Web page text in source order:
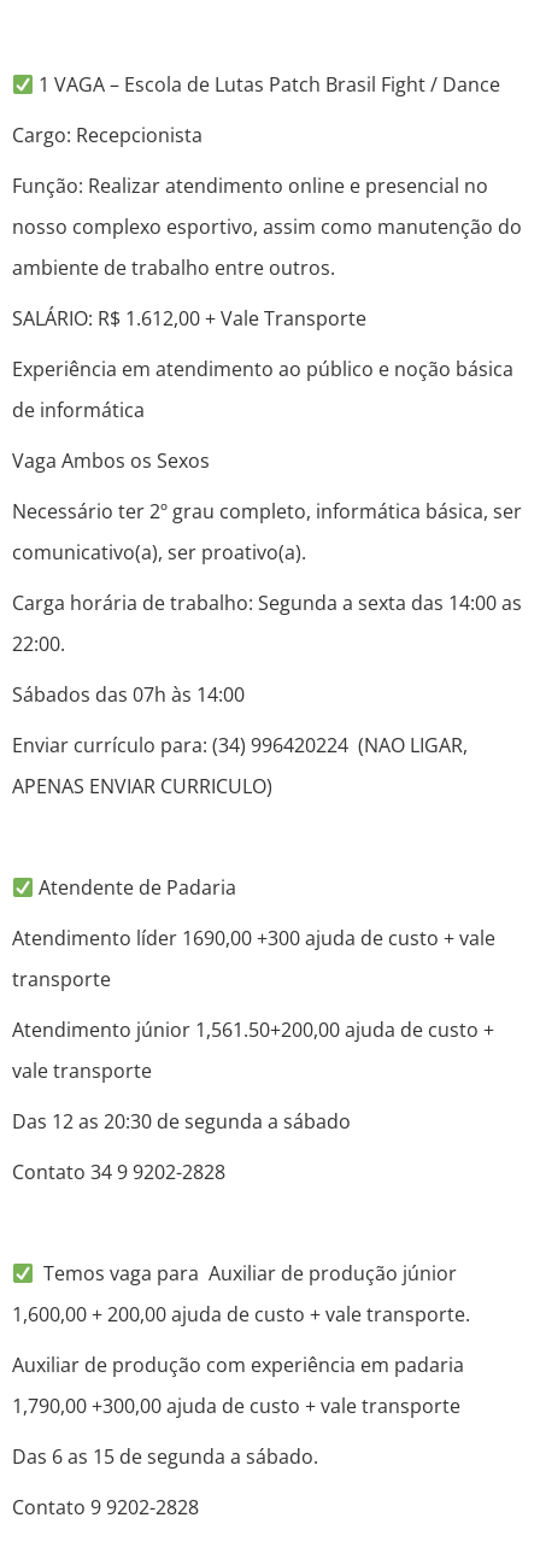
1 VAGA – Escola de Lutas Patch Brasil Fight / Dance
Cargo: Recepcionista
Função: Realizar atendimento online e presencial no
nosso complexo esportivo, assim como manutenção do
ambiente de trabalho entre outros.
SALÁRIO: R$ 1.612,00 + Vale Transporte
Experiência em atendimento ao público e noção básica
de informática
Vaga Ambos os Sexos
Necessário ter 2º grau completo, informática básica, ser
comunicativo(a), ser proativo(a).
Carga horária de trabalho: Segunda a sexta das 14:00 as
22:00.
Sábados das 07h às 14:00
Enviar currículo para: (34) 996420224 (NAO LIGAR,
APENAS ENVIAR CURRICULO)
Atendente de Padaria
Atendimento líder 1690,00 +300 ajuda de custo + vale
transporte
Atendimento júnior 1,561.50+200,00 ajuda de custo +
vale transporte
Das 12 as 20:30 de segunda a sábado
Contato 34 9 9202-2828
Temos vaga para Auxiliar de produção júnior
1,600,00 + 200,00 ajuda de custo + vale transporte.
Auxiliar de produção com experiência em padaria
1,790,00 +300,00 ajuda de custo + vale transporte
Das 6 as 15 de segunda a sábado.
Contato 9 9202-2828